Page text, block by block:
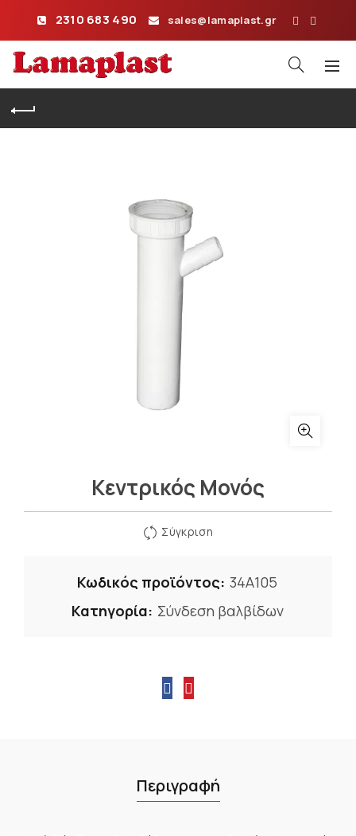
2310 683 490 sales@lamaplast.gr
Κεντρικός Μονός
Σύγκριση
Κωδικός προϊόντος: 34Α105
Κατηγορία: Σύνδεση βαλβίδων
Περιγραφή